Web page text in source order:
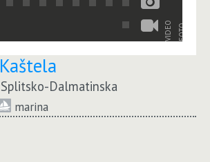
VIDEO FOTO
Kaštela
Splitsko-Dalmatinska
marina